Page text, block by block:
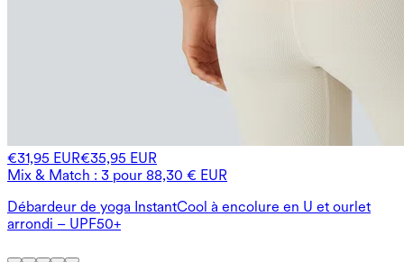
€31,95 EUR€35,95 EUR
Mix & Match : 3 pour 88,30 € EUR
Débardeur de yoga InstantCool à encolure en U et ourlet
arrondi – UPF50+